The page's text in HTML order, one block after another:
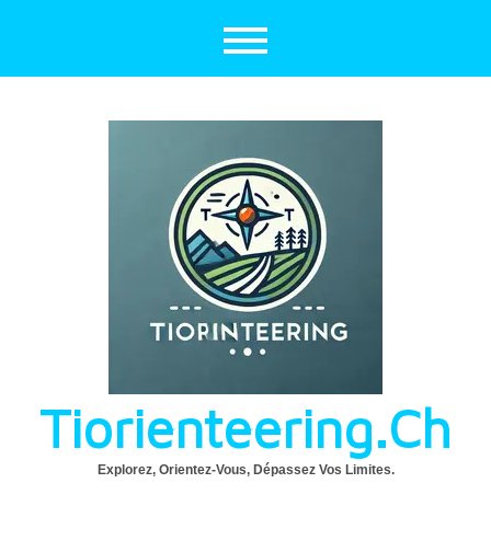
Tiorienteering.ch
Explorez, Orientez-Vous, Dépassez Vos Limites.